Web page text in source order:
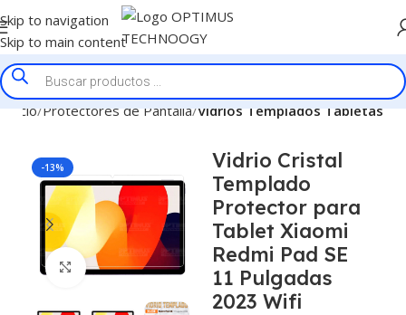
Skip to navigation
Skip to main content
Inicio Protectores de Pantalla Vidrios Templados Tabletas
-13%
Click to enlarge
Vidrio Cristal
Templado
Protector para
Tablet Xiaomi
Redmi Pad SE
11 Pulgadas
2023 Wifi